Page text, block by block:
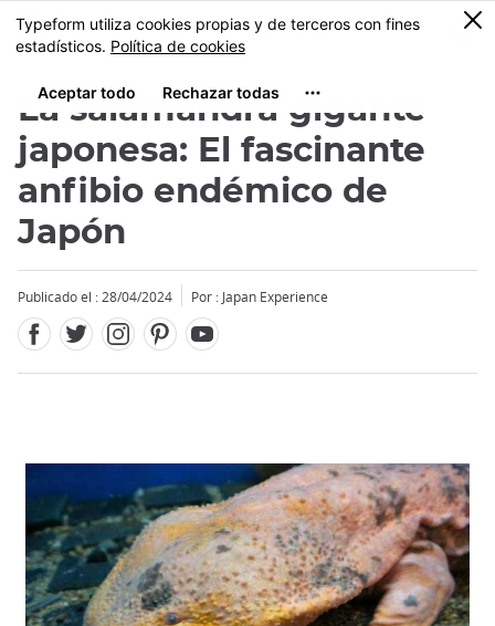
Tamaño
MENU
0
La salamandra gigante
japonesa: El fascinante
anfibio endémico de
Japón
Publicado el : 28/04/2024 Por : Japan Experience